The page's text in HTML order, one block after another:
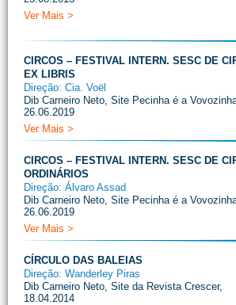
Ver Mais >
CIRCOS – FESTIVAL INTERN. SESC DE
EX LIBRIS
Direção: Cia. Voël
Dib Carneiro Neto, Site Pecinha é a
26.06.2019
Ver Mais >
CIRCOS – FESTIVAL INTERN. SESC DE
ORDINÁRIOS
Direção: Álvaro Assad
Dib Carneiro Neto, Site Pecinha é a
26.06.2019
Ver Mais >
CÍRCULO DAS BALEIAS
Direção: Wanderley Piras
Dib Carneiro Neto, Site da Revista Crescer,
18.04.2014